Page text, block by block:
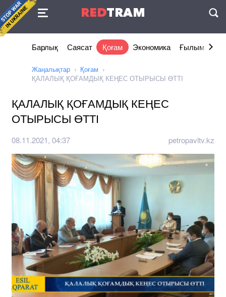
REDTRAM
Келісімі
Барлық Саясат Қоғам Экономика Ғылым және
Жаңалықтар
Қоғам
ҚАЛАЛЫҚ ҚОҒАМДЫҚ КЕҢЕС ОТЫРЫСЫ ӨТТІ
ҚАЛАЛЫҚ ҚОҒАМДЫҚ КЕҢЕС
ОТЫРЫСЫ ӨТТІ
08.11.2021, 04:37 petropavltv.kz